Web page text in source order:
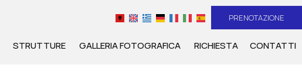
PRENOTAZIONE
STRUTTURE GALLERIA FOTOGRAFICA RICHIESTA CONTATTI